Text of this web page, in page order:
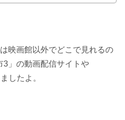
映画館以外でどこで見れるの
3」の動画配信サイトや
したよ。